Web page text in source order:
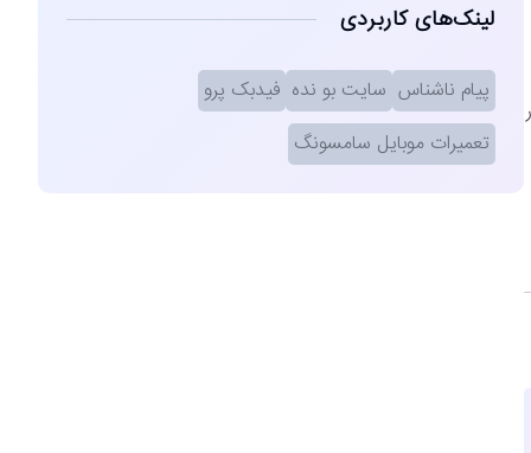
لینک‌های کاربردی
پیام ناشناس سایت بو نده فیدبک پرو
تعمیرات موبایل سامسونگ